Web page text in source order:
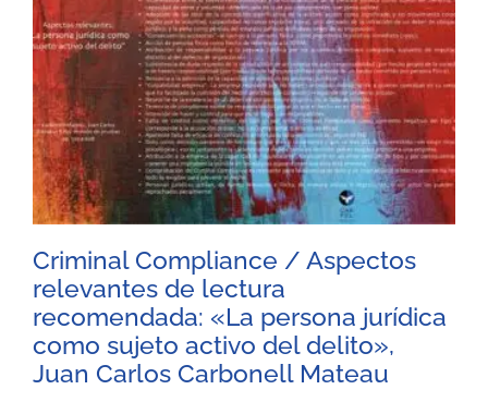
Criminal Compliance / Aspectos
relevantes de lectura
recomendada: «La persona jurídica
como sujeto activo del delito»,
Juan Carlos Carbonell Mateau